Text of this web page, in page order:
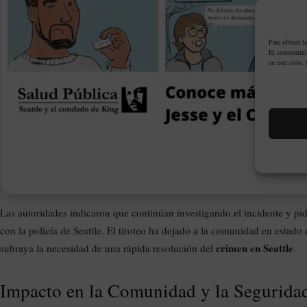
Para ofrecer
El
en este sitio.
Las autoridades indicaron que continúan investigando el incidente y
con la policía de Seattle. El tiroteo ha dejado a la comunidad en estado
subraya la necesidad de una rápida resolución del crimen en Seattle.
Impacto en la Comunidad y la